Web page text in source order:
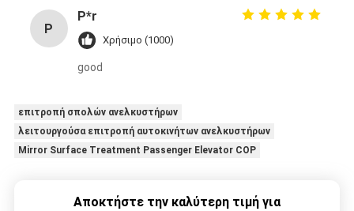
P
P*r
Χρήσιμο (1000)
good
επιτροπή σπολών ανελκυστήρων
λειτουργούσα επιτροπή αυτοκινήτων ανελκυστήρων
Mirror Surface Treatment Passenger Elevator COP
Αποκτήστε την καλύτερη τιμή για